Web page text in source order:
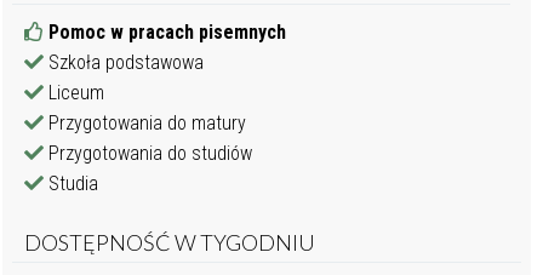
Pomoc w pracach pisemnych
Szkoła podstawowa
Liceum
Przygotowania do matury
Przygotowania do studiów
Studia
DOSTĘPNOŚĆ W TYGODNIU